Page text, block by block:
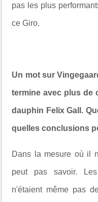
pas les plus
ce Giro.
Un mot sur
termine avec plus de
dauphin Felix Gall.
quelles conclusions
Dans la mesure où il
peut pas savoir.
n'étaient même pas